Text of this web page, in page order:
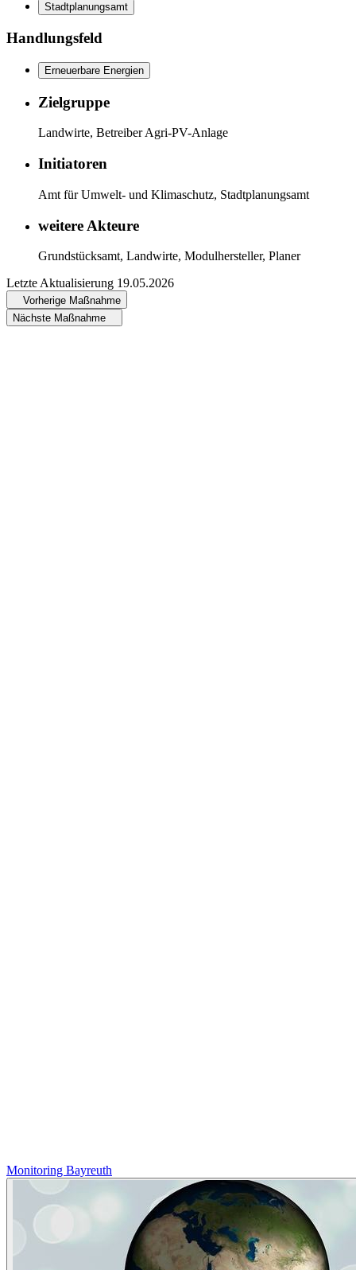
Stadtplanungsamt
Handlungsfeld
Erneuerbare Energien
Zielgruppe
Landwirte, Betreiber Agri-PV-Anlage
Initiatoren
Amt für Umwelt- und Klimaschutz, Stadtplanungsamt
weitere Akteure
Grundstücksamt, Landwirte, Modulhersteller, Planer
Letzte Aktualisierung 19.05.2026
Vorherige Maßnahme
Nächste Maßnahme
Monitoring Bayreuth